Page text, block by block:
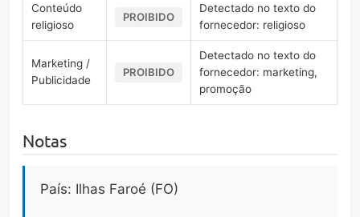
Conteúdo
religioso
PROIBIDO
Detectado no texto do
fornecedor: religioso
Marketing /
Publicidade
PROIBIDO
Detectado no texto do
fornecedor: marketing,
promoção
Notas
País: Ilhas Faroé (FO)